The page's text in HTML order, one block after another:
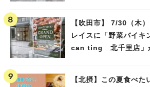
【吹田市】 7/30（木） 北千里グリーンプ
レイスに「野菜バイ
can ting 北千里店」
【北摂】この夏食べ